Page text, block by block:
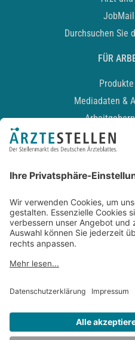
Durchsuchen Sie
FÜR
Mediadaten &